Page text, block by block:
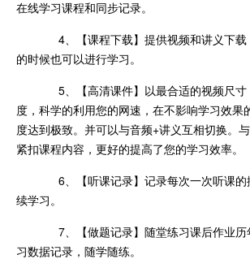
在线学习课程和同步记录。
4、【课程下载】提供视频和讲义下载
的时候也可以进行学习。
5、【高清课件】以最合适的视频尺寸
度，科学的利用您的网速，在不影响学习效果
度达到极致。并可以与音频+讲义互相切换。
紧扣课程内容，更好的提高了您的学习效率。
6、【听课记录】记录每次一次听课的
续学习。
7、【做题记录】随堂练习课后作业历
习数据记录，随学随练。